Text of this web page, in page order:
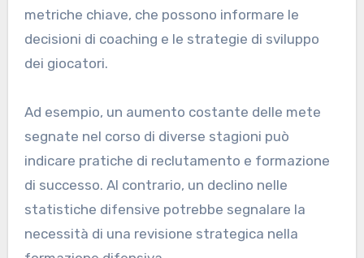
metriche chiave, che possono informare le
decisioni di coaching e le strategie di sviluppo
dei giocatori.
Ad esempio, un aumento costante delle mete
segnate nel corso di diverse stagioni può
indicare pratiche di reclutamento e formazione
di successo. Al contrario, un declino nelle
statistiche difensive potrebbe segnalare la
necessità di una revisione strategica nella